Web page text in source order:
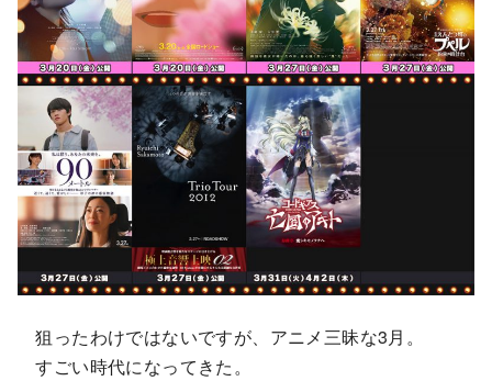
狙ったわけではないですが、アニメ三昧な3月。
すごい時代になってきた。